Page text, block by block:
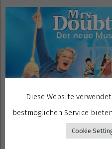
Diese Website
bestmöglichen Service
Cookie